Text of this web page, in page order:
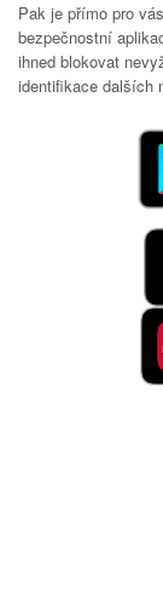
Pak je přímo pro
bezpečnostní
ihned blokovat
identifikace dalších